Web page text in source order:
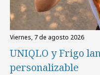
viernes, 7 de agosto 2026
UNIQLO y Frigo
personalizable